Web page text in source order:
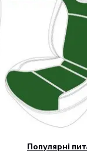
Популярні